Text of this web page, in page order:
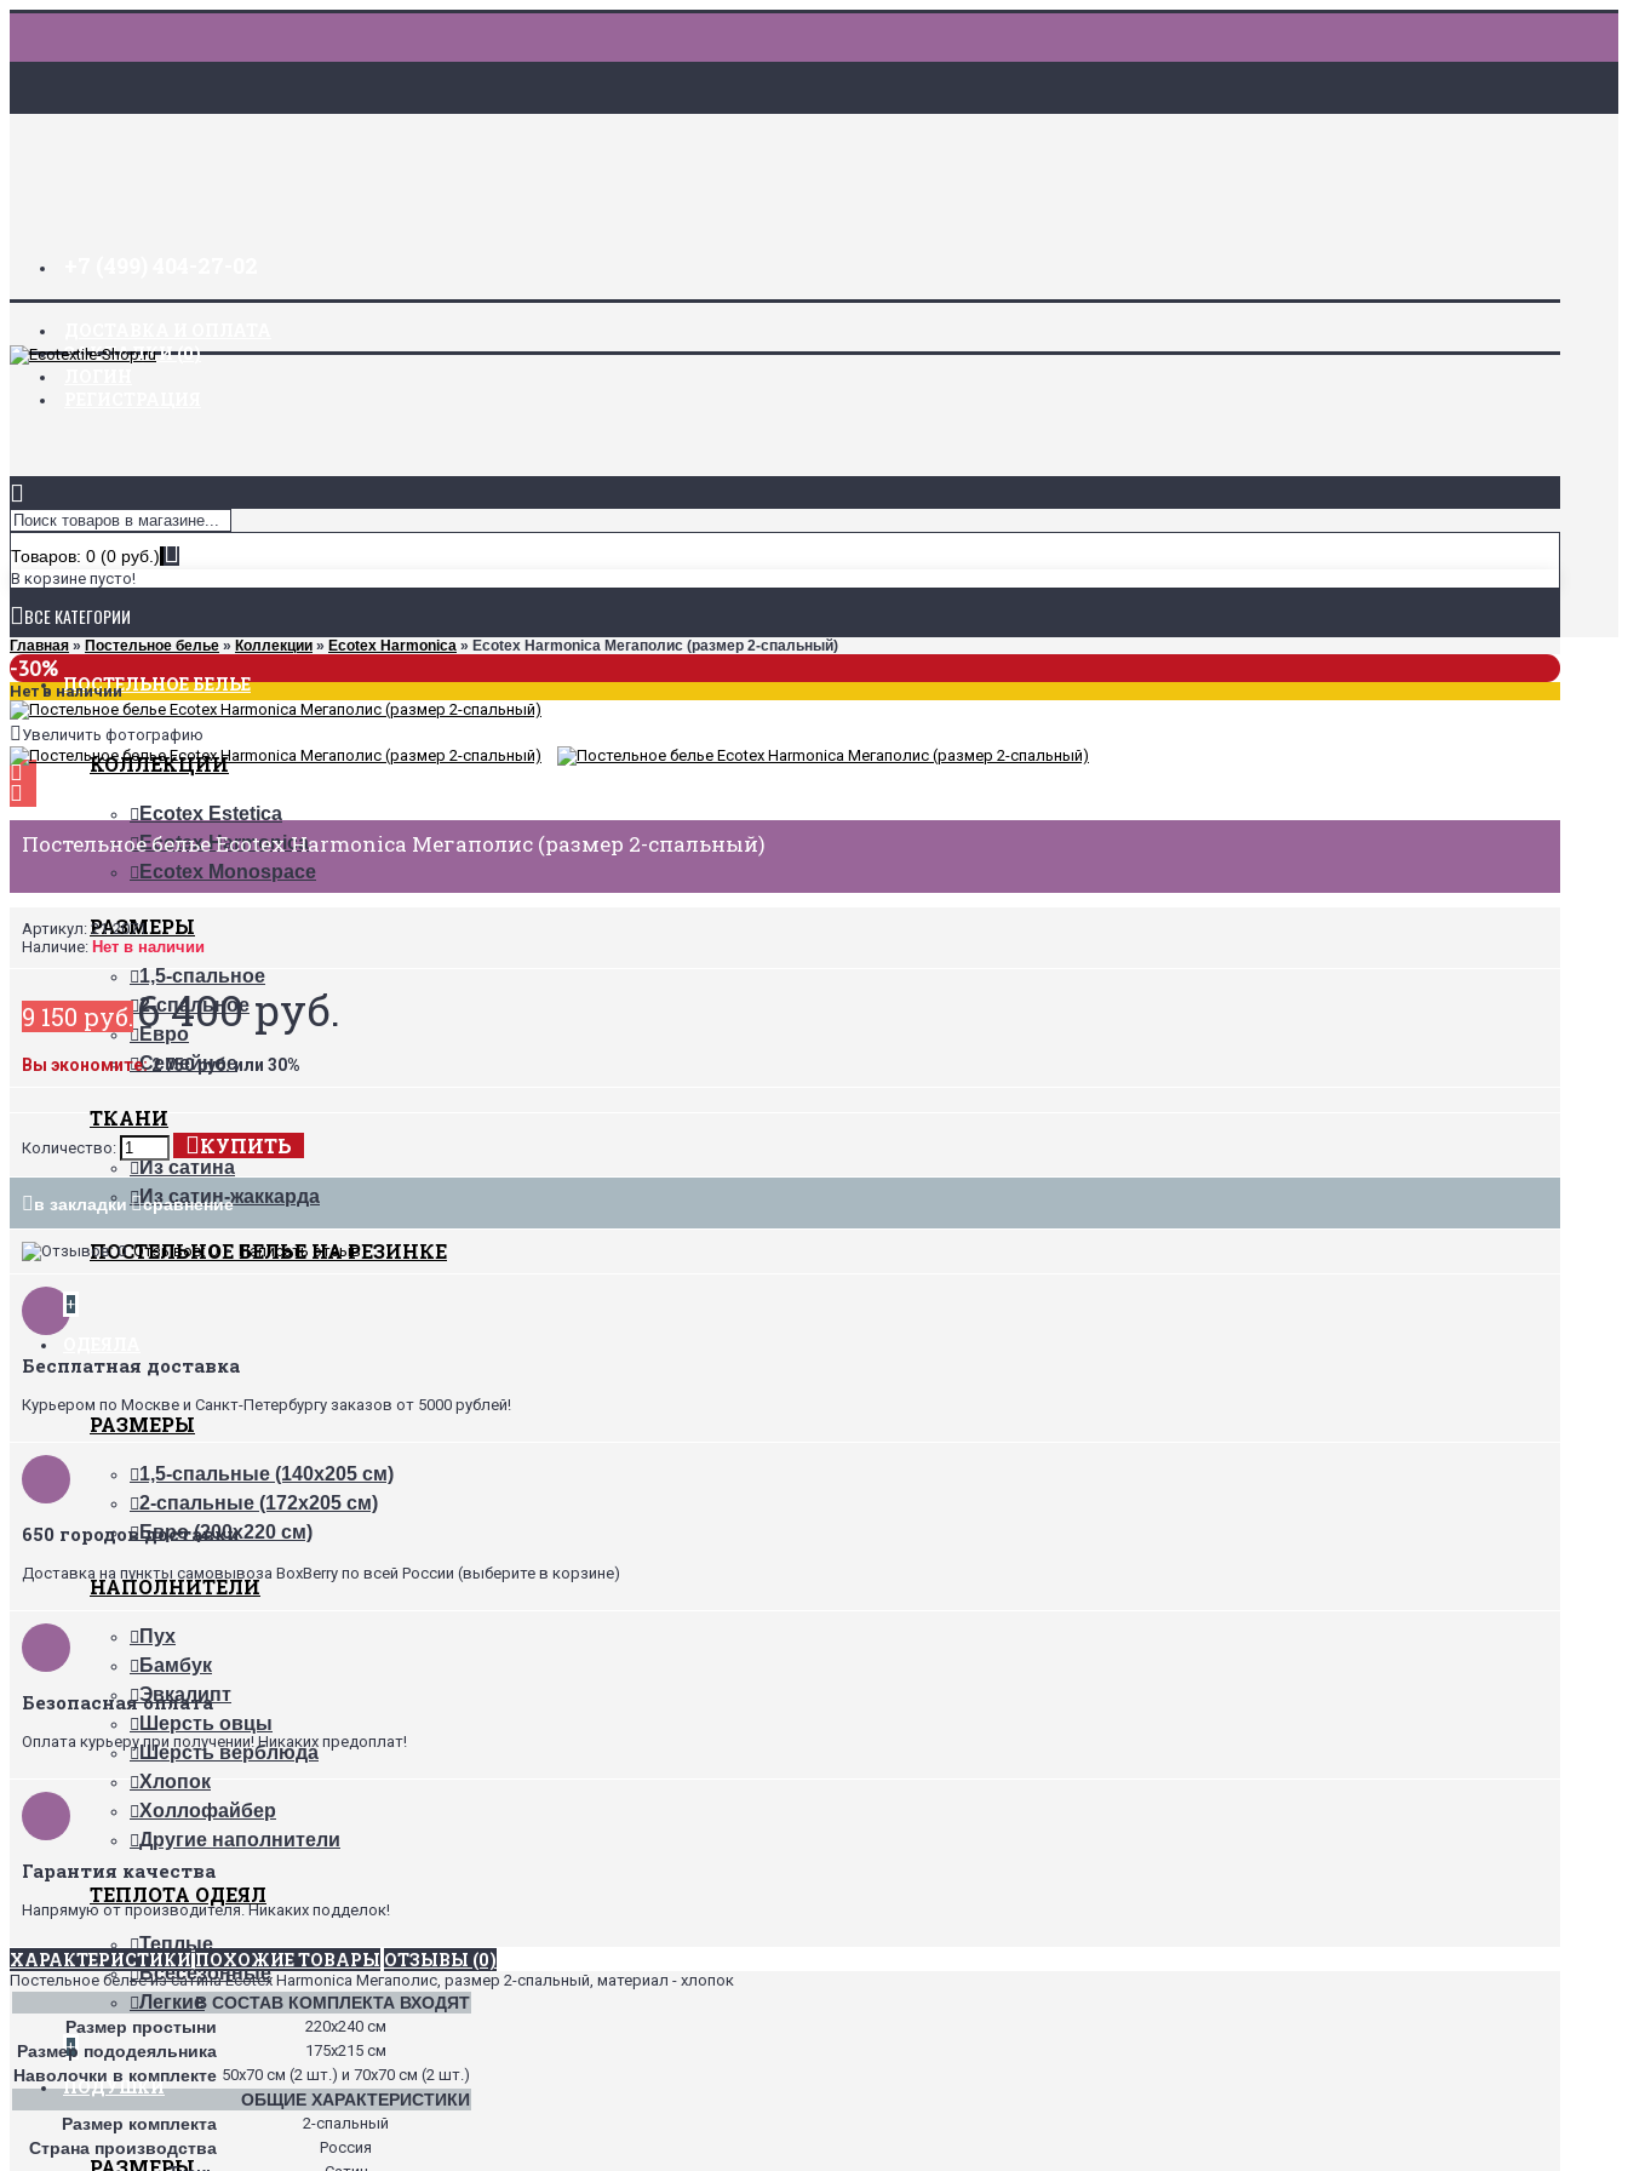
ЗАКЛАДКИ (0)
Товаров: 0 (0 руб.)
В корзине пусто!
ВСЕ КАТЕГОРИИ
ПОСТЕЛЬНОЕ БЕЛЬЕ
КОЛЛЕКЦИИ
Ecotex Estetica
Ecotex Harmonica
Ecotex Monospace
РАЗМЕРЫ
1,5-спальное
2-спальное
Евро
Семейное
ТКАНИ
Из сатина
Из сатин-жаккарда
ПОСТЕЛЬНОЕ БЕЛЬЕ НА РЕЗИНКЕ
+
РАЗМЕРЫ
1,5-спальные (140х205 см)
2-спальные (172х205 см)
Евро (200х220 см)
НАПОЛНИТЕЛИ
Пух
Бамбук
Эвкалипт
Шерсть овцы
Шерсть верблюда
Хлопок
Холлофайбер
Другие наполнители
ТЕПЛОТА ОДЕЯЛ
Теплые
Всесезонные
Легкие
+
ПОДУШКИ
Главная » Постельное белье » Коллекции » Ecotex Harmonica » Ecotex Harmonica Мегаполис (размер 2-спальный)
-30%
Нет в наличии
Увеличить фотографию
Постельное белье Ecotex Harmonica Мегаполис (размер 2-спальный)
Артикул: 21-2071
Наличие: Нет в наличии
9 150 руб.6 400 руб.
Вы экономите:2 750 руб. или 30%
Количество: КУПИТЬ
в закладки сравнение
Отзывов: 0• Написать отзыв
Бесплатная доставка
Курьером по Москве и Санкт-Петербургу заказов от 5000 рублей!
650 городов доставки
Доставка на пункты самовывоза BoxBerry по всей России (выберите в корзине)
Безопасная оплата
Оплата курьеру при получении! Никаких предоплат!
Гарантия качества
Напрямую от производителя. Никаких подделок!
ХАРАКТЕРИСТИКИ ПОХОЖИЕ ТОВАРЫ ОТЗЫВЫ (0)
Постельное белье из сатина Ecotex Harmonica Мегаполис, размер 2-спальный, материал - хлопок
В СОСТАВ КОМПЛЕКТА ВХОДЯТ
Размер простыни
220х240 см
Размер пододеяльника 175х215 см
Наволочки в комплекте 50х70 см (2 шт.) и 70х70 см (2 шт.)
ОБЩИЕ ХАРАКТЕРИСТИКИ
Размер комплекта
2-спальный
Страна производства Россия